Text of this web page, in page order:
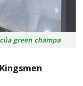
green champa